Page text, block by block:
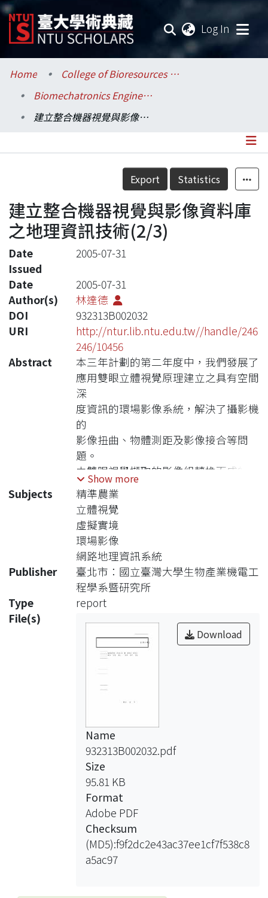
Log In
Communities & Collections
Research Outputs
Statistics
Home
College of Bioresources and Agriculture / 生物資源暨農學院
Biomechatronics Engineering / 生物機電工程學系
建立整合機器視覺與影像資料庫之地理資訊技術(2/3)
Details
Export Statistics
建立整合機器視覺與影像資料庫
之地理資訊技術(2/3)
Date
Issued
2005-07-31
Date
2005-07-31
Author(s)
林達德
DOI
932313B002032
URI
http://ntur.lib.ntu.edu.tw//handle/246
246/10456
Abstract
本三年計劃的第二年度中，我們發展了
應用雙眼立體視覺原理建立之具有空間
深
度資訊的環場影像系統，解決了攝影機
的
影像扭曲、物體測距及影像接合等問
題。
由雙眼視覺擷取的影像組轉換而成的環
場
影像於建構資料庫後納入電子地圖中構
成
地理資訊系統，使得此系統可以讓使用
者
透過網際網路取得農地的地理資訊，其
包
含電子地圖、立體影像、環場影像、測
距
功能及定位點資料。此外本網路地理資
系統也具備基本的地圖檢視及圖層管
建物查詢功能等。最後並以台大安康農
試並展現此整合地理資訊系統的功能。
Show more
Subjects
精準農業
立體視覺
虛擬實境
環場影像
網路地理資訊系統
Publisher
臺北市：國立臺灣大學生物產業機電工
程學系暨研究所
Type
report
File(s)
Download
Name
932313B002032.pdf
Size
95.81 KB
Format
Adobe PDF
Checksum
(MD5):f9f2dc2e43ac37ee1cf7f538c8
a5ac97